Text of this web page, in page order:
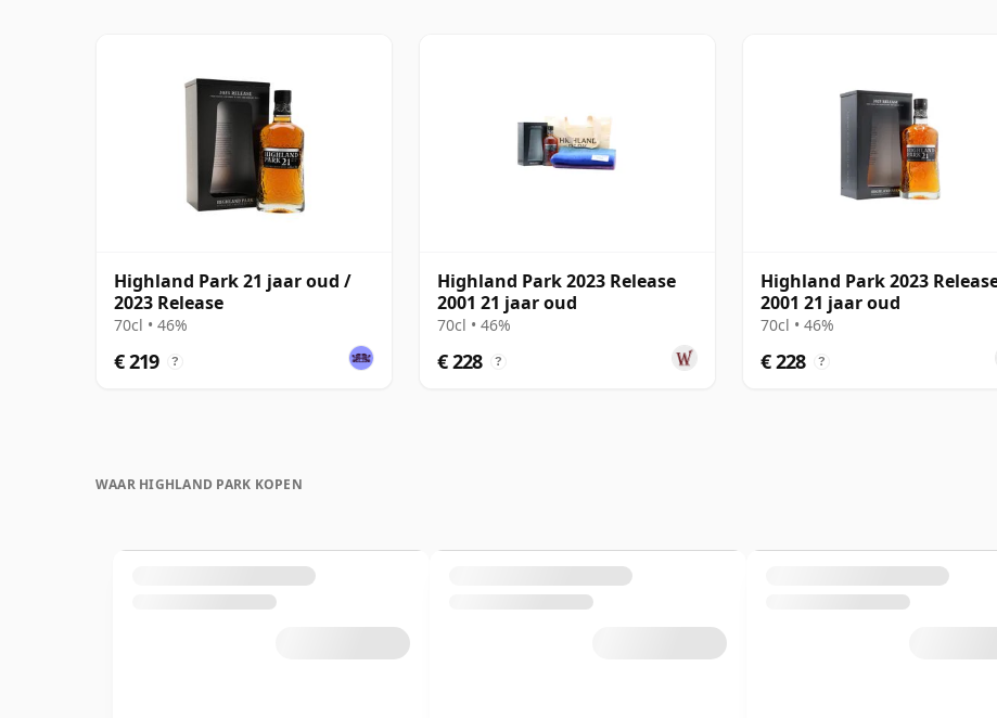
Highland Park 21 jaar oud /
2023 Release
70cl • 46%
€ 219 ?
Highland Park 2023 Release
2001 21 jaar oud
70cl • 46%
€ 228 ?
Highland Park 2023
2001 21 jaar oud
70cl • 46%
€ 228 ?
WAAR HIGHLAND PARK KOPEN